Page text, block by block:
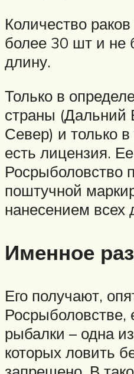
Количество
более 30 шт и не
длину.
Только в
страны (Дальний
Север) и только
есть лицензия.
Росрыболовство
поштучной
нанесением всех
Именное
Его получают,
Росрыболовстве,
рыбалки – одна
которых ловить